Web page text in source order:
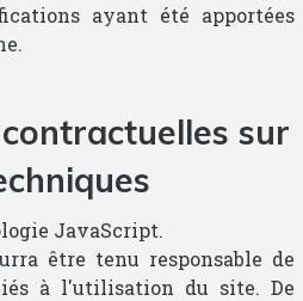
ayant été apportées
sur
JavaScript.
être tenu responsable de
à l'utilisation du site. De